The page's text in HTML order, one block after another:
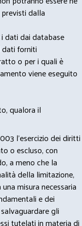
dalla
dati dai database
forniti
o per i quali è
viene eseguito
qualora il
l’esercizio dei diritti
o escluso, con
a meno che la
della limitazione,
misura necessaria
e dei
gli
tutelati in materia di